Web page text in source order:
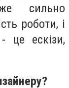
сильно
роботи, і
це ескізи,